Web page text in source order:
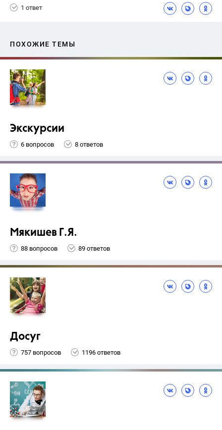
1 ответ
ПОХОЖИЕ ТЕМЫ
Экскурсии
6 вопросов 8 ответов
Мякишев Г.Я.
88 вопросов 89 ответов
Досуг
757 вопросов 1196 ответов